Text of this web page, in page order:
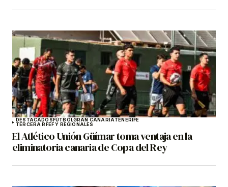
DESTACADOSFÚTBOLGRAN CANARIATENERIFE
TERCERA RFEF Y REGIONALES
El Atlético Unión Güímar toma ventaja en la
eliminatoria canaria de Copa del Rey